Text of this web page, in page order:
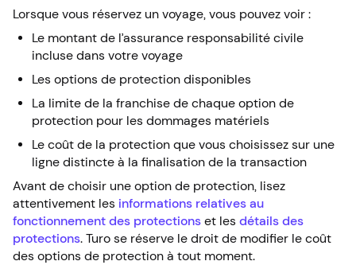
Lorsque vous réservez un voyage, vous pouvez voir :
Le montant de l’assurance responsabilité civile
incluse dans votre voyage
Les options de protection disponibles
La limite de la franchise de chaque option de
protection pour les dommages matériels
Le coût de la protection que vous choisissez sur une
ligne distincte à la finalisation de la transaction
Avant de choisir une option de protection, lisez
attentivement les informations relatives au
fonctionnement des protections et les détails des
protections. Turo se réserve le droit de modifier le coût
des options de protection à tout moment.